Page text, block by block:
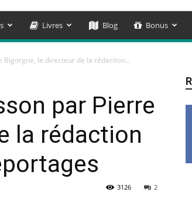
Livres Blog Bonus
Bigorgne, le directeur de la rédaction...
par Pierre
la rédaction
2
3126